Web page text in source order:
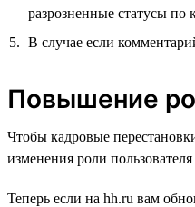
разрозненные статусы по
В случае если
Повышение
Чтобы кадровые
изменения роли
Теперь если на hh.ru вам